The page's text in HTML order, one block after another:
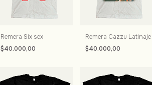
Remera Six sex
$40.000,00
Remera Cazzu Latinaje
$40.000,00